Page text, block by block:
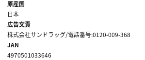
原産国
日本
広告文責
株式会社サンドラッグ/電話番号:0120-009-368
JAN
4970501033646